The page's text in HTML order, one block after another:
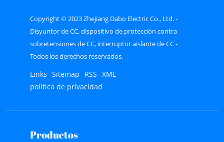
Copyright © 2023 Zhejiang Dabo Electric Co., Ltd. -
Disyuntor de CC, dispositivo de protección contra
sobretensiones de CC, interruptor aislante de CC -
Todos los derechos reservados.
Links Sitemap RSS XML
política de privacidad
Productos